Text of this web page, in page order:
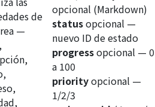
de
—
opcional (Markdown)
statusopcional —
nuevo ID de estado
progressopcional — 0
a 100
priorityopcional —
1/2/3